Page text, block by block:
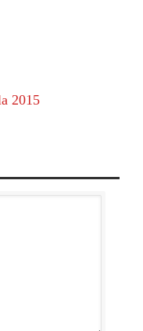
2015